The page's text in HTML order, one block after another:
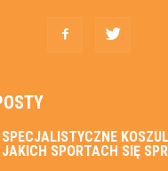
SPECJALISTYCZNE
JAKICH SPORTACH SIĘ